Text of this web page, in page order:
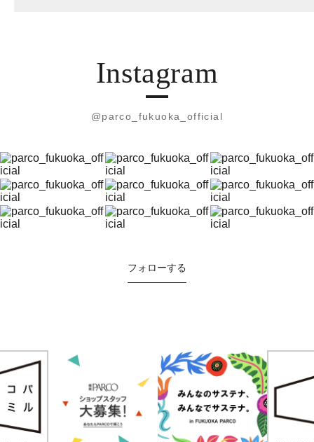
Instagram
@parco_fukuoka_official
フォローする